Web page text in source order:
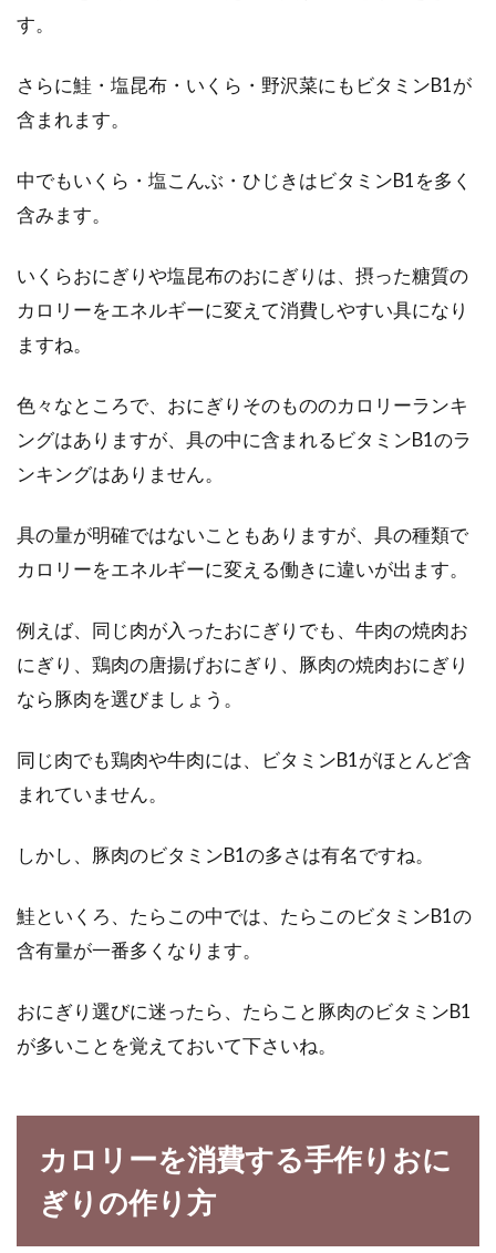
す。
さらに鮭・塩昆布・いくら・野沢菜にもビタミンB1が
含まれます。
中でもいくら・塩こんぶ・ひじきはビタミンB1を多く
含みます。
いくらおにぎりや塩昆布のおにぎりは、摂った糖質の
カロリーをエネルギーに変えて消費しやすい具になり
ますね。
色々なところで、おにぎりそのもののカロリーランキ
ングはありますが、具の中に含まれるビタミンB1のラ
ンキングはありません。
具の量が明確ではないこともありますが、具の種類で
カロリーをエネルギーに変える働きに違いが出ます。
例えば、同じ肉が入ったおにぎりでも、牛肉の焼肉お
にぎり、鶏肉の唐揚げおにぎり、豚肉の焼肉おにぎり
なら豚肉を選びましょう。
同じ肉でも鶏肉や牛肉には、ビタミンB1がほとんど含
まれていません。
しかし、豚肉のビタミンB1の多さは有名ですね。
鮭といくろ、たらこの中では、たらこのビタミンB1の
含有量が一番多くなります。
おにぎり選びに迷ったら、たらこと豚肉のビタミンB1
が多いことを覚えておいて下さいね。
カロリーを消費する手作りおに
ぎりの作り方